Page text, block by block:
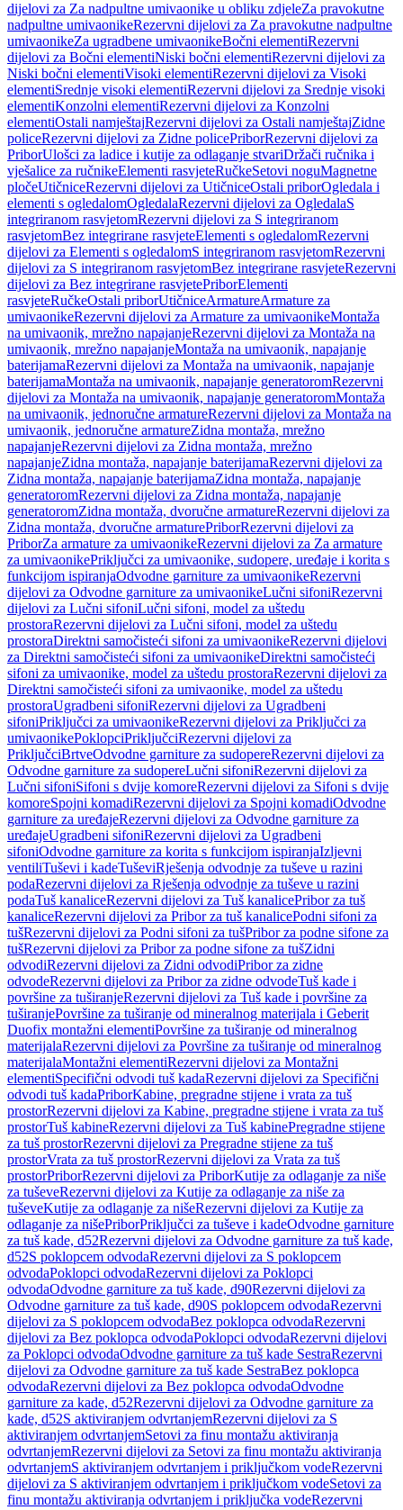
dijelovi za Za nadpultne umivaonike u obliku zdjeleZa pravokutne
nadpultne umivaonikeRezervni dijelovi za Za pravokutne nadpultne
umivaonikeZa ugradbene umivaonikeBočni elementiRezervni
dijelovi za Bočni elementiNiski bočni elementiRezervni dijelovi za
Niski bočni elementiVisoki elementiRezervni dijelovi za Visoki
elementiSrednje visoki elementiRezervni dijelovi za Srednje visoki
elementiKonzolni elementiRezervni dijelovi za Konzolni
elementiOstali namještajRezervni dijelovi za Ostali namještajZidne
policeRezervni dijelovi za Zidne policePriborRezervni dijelovi za
PriborUlošci za ladice i kutije za odlaganje stvariDržači ručnika i
vješalice za ručnikeElementi rasvjeteRučkeSetovi noguMagnetne
pločeUtičniceRezervni dijelovi za UtičniceOstali priborOgledala i
elementi s ogledalomOgledalaRezervni dijelovi za OgledalaS
integriranom rasvjetomRezervni dijelovi za S integriranom
rasvjetomBez integrirane rasvjeteElementi s ogledalomRezervni
dijelovi za Elementi s ogledalomS integriranom rasvjetomRezervni
dijelovi za S integriranom rasvjetomBez integrirane rasvjeteRezervni
dijelovi za Bez integrirane rasvjetePriborElementi
rasvjeteRučkeOstali priborUtičniceArmatureArmature za
umivaonikeRezervni dijelovi za Armature za umivaonikeMontaža
na umivaonik, mrežno napajanjeRezervni dijelovi za Montaža na
umivaonik, mrežno napajanjeMontaža na umivaonik, napajanje
baterijamaRezervni dijelovi za Montaža na umivaonik, napajanje
baterijamaMontaža na umivaonik, napajanje generatoromRezervni
dijelovi za Montaža na umivaonik, napajanje generatoromMontaža
na umivaonik, jednoručne armatureRezervni dijelovi za Montaža na
umivaonik, jednoručne armatureZidna montaža, mrežno
napajanjeRezervni dijelovi za Zidna montaža, mrežno
napajanjeZidna montaža, napajanje baterijamaRezervni dijelovi za
Zidna montaža, napajanje baterijamaZidna montaža, napajanje
generatoromRezervni dijelovi za Zidna montaža, napajanje
generatoromZidna montaža, dvoručne armatureRezervni dijelovi za
Zidna montaža, dvoručne armaturePriborRezervni dijelovi za
PriborZa armature za umivaonikeRezervni dijelovi za Za armature
za umivaonikePriključci za umivaonike, sudopere, uređaje i korita s
funkcijom ispiranjaOdvodne garniture za umivaonikeRezervni
dijelovi za Odvodne garniture za umivaonikeLučni sifoniRezervni
dijelovi za Lučni sifoniLučni sifoni, model za uštedu
prostoraRezervni dijelovi za Lučni sifoni, model za uštedu
prostoraDirektni samočisteći sifoni za umivaonikeRezervni dijelovi
za Direktni samočisteći sifoni za umivaonikeDirektni samočisteći
sifoni za umivaonike, model za uštedu prostoraRezervni dijelovi za
Direktni samočisteći sifoni za umivaonike, model za uštedu
prostoraUgradbeni sifoniRezervni dijelovi za Ugradbeni
sifoniPriključci za umivaonikeRezervni dijelovi za Priključci za
umivaonikePoklopciPriključciRezervni dijelovi za
PriključciBrtveOdvodne garniture za sudopereRezervni dijelovi za
Odvodne garniture za sudopereLučni sifoniRezervni dijelovi za
Lučni sifoniSifoni s dvije komoreRezervni dijelovi za Sifoni s dvije
komoreSpojni komadiRezervni dijelovi za Spojni komadiOdvodne
garniture za uređajeRezervni dijelovi za Odvodne garniture za
uređajeUgradbeni sifoniRezervni dijelovi za Ugradbeni
sifoniOdvodne garniture za korita s funkcijom ispiranjaIzljevni
ventiliTuševi i kadeTuševiRješenja odvodnje za tuševe u razini
podaRezervni dijelovi za Rješenja odvodnje za tuševe u razini
podaTuš kanaliceRezervni dijelovi za Tuš kanalicePribor za tuš
kanaliceRezervni dijelovi za Pribor za tuš kanalicePodni sifoni za
tušRezervni dijelovi za Podni sifoni za tušPribor za podne sifone za
tušRezervni dijelovi za Pribor za podne sifone za tušZidni
odvodiRezervni dijelovi za Zidni odvodiPribor za zidne
odvodeRezervni dijelovi za Pribor za zidne odvodeTuš kade i
površine za tuširanjeRezervni dijelovi za Tuš kade i površine za
tuširanjePovršine za tuširanje od mineralnog materijala i Geberit
Duofix montažni elementiPovršine za tuširanje od mineralnog
materijalaRezervni dijelovi za Površine za tuširanje od mineralnog
materijalaMontažni elementiRezervni dijelovi za Montažni
elementiSpecifični odvodi tuš kadaRezervni dijelovi za Specifični
odvodi tuš kadaPriborKabine, pregradne stijene i vrata za tuš
prostorRezervni dijelovi za Kabine, pregradne stijene i vrata za tuš
prostorTuš kabineRezervni dijelovi za Tuš kabinePregradne stijene
za tuš prostorRezervni dijelovi za Pregradne stijene za tuš
prostorVrata za tuš prostorRezervni dijelovi za Vrata za tuš
prostorPriborRezervni dijelovi za PriborKutije za odlaganje za niše
za tuševeRezervni dijelovi za Kutije za odlaganje za niše za
tuševeKutije za odlaganje za nišeRezervni dijelovi za Kutije za
odlaganje za nišePriborPriključci za tuševe i kadeOdvodne garniture
za tuš kade, d52Rezervni dijelovi za Odvodne garniture za tuš kade,
d52S poklopcem odvodaRezervni dijelovi za S poklopcem
odvodaPoklopci odvodaRezervni dijelovi za Poklopci
odvodaOdvodne garniture za tuš kade, d90Rezervni dijelovi za
Odvodne garniture za tuš kade, d90S poklopcem odvodaRezervni
dijelovi za S poklopcem odvodaBez poklopca odvodaRezervni
dijelovi za Bez poklopca odvodaPoklopci odvodaRezervni dijelovi
za Poklopci odvodaOdvodne garniture za tuš kade SestraRezervni
dijelovi za Odvodne garniture za tuš kade SestraBez poklopca
odvodaRezervni dijelovi za Bez poklopca odvodaOdvodne
garniture za kade, d52Rezervni dijelovi za Odvodne garniture za
kade, d52S aktiviranjem odvrtanjemRezervni dijelovi za S
aktiviranjem odvrtanjemSetovi za finu montažu aktiviranja
odvrtanjemRezervni dijelovi za Setovi za finu montažu aktiviranja
odvrtanjemS aktiviranjem odvrtanjem i priključkom vodeRezervni
dijelovi za S aktiviranjem odvrtanjem i priključkom vodeSetovi za
finu montažu aktiviranja odvrtanjem i priključka vodeRezervni